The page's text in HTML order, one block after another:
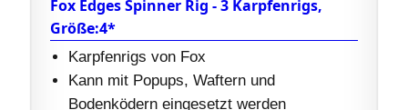
Fox Edges Spinner Rig - 3 Karpfenrigs,
Größe:4*
Karpfenrigs von Fox
Kann mit Popups, Waftern und
Bodenködern eingesetzt werden